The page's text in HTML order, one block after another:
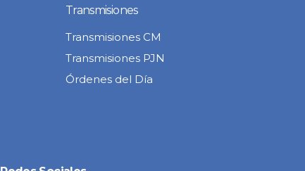
Transmisiones
Transmisiones CM
Transmisiones PJN
Órdenes del Día